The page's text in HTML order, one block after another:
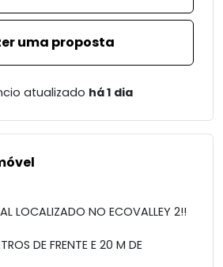
uma proposta
atualizado há 1 dia
LOCALIZADO NO ECOVALLEY 2!!
DE FRENTE E 20 M DE